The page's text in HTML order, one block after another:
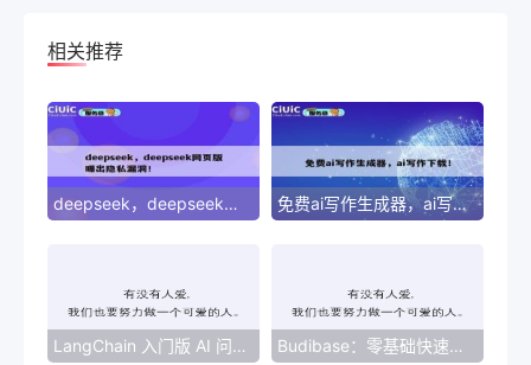
相关推荐
deepseek，deepseek网页版曝出隐私漏洞！ 免费ai写作生成器，ai写作下载！
LangChain 入门版 AI 问答助手零基础部署指南（技术向） Budibase：零基础快速构建企业级应用的低代码利器